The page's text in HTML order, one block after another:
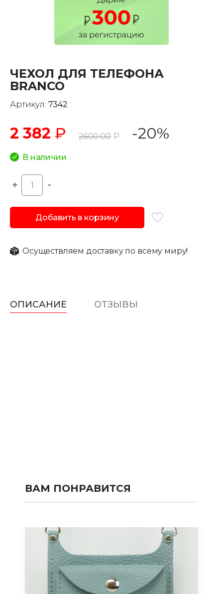
ЧЕХОЛ ДЛЯ ТЕЛЕФОНА
BRANCO
Артикул: 7342
2 382 ₽ 2600.00 Р -20%
В наличии
Добавить в корзину
Осуществляем доставку по всему миру!
ОПИСАНИЕ ОТЗЫВЫ
ВАМ ПОНРАВИТСЯ